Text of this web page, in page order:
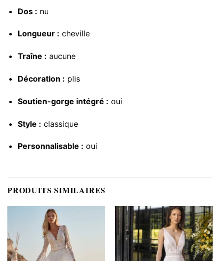
Dos : nu
Longueur : cheville
Traîne : aucune
Décoration : plis
Soutien-gorge intégré : oui
Style : classique
Personnalisable : oui
PRODUITS SIMILAIRES